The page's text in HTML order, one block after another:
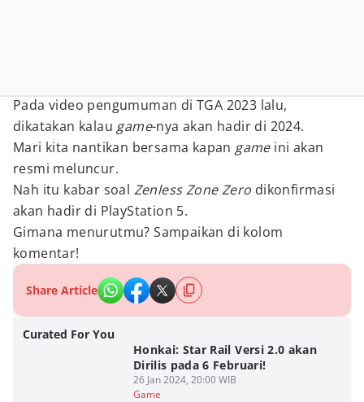
Pada video pengumuman di TGA 2023 lalu,
dikatakan kalau game-nya akan hadir di 2024.
Mari kita nantikan bersama kapan game ini akan
resmi meluncur.
Nah itu kabar soal Zenless Zone Zero dikonfirmasi
akan hadir di PlayStation 5.
Gimana menurutmu? Sampaikan di kolom
komentar!
Share Article
Curated For You
Honkai: Star Rail Versi 2.0 akan
Dirilis pada 6 Februari!
26 Jan 2024, 20:00 WIB
Game